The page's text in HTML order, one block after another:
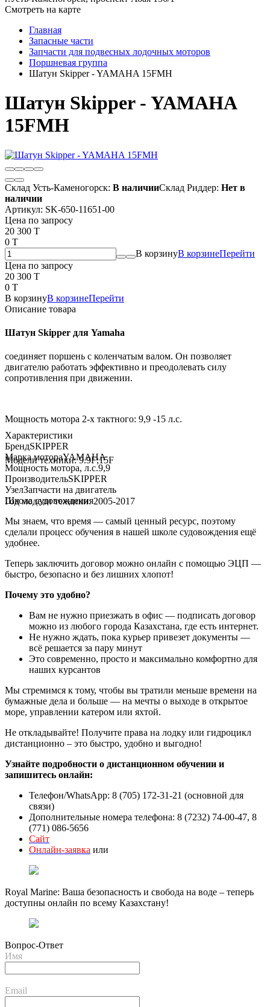
Смотреть на карте
Главная
Запасные части
Запчасти для подвесных лодочных моторов
Поршневая группа
Шатун Skipper - YAMAHA 15FMH
Шатун Skipper - YAMAHA
15FMH
Склад Усть-Каменогорск: В наличииСклад Риддер: Нет в
наличии
Артикул: SK-650-11651-00
Цена по запросу
20 300 T
0 T
В корзинуВ корзинеПерейти
Цена по запросу
20 300 T
0 T
В корзинуВ корзинеПерейти
Описание товара
Шатун Skipper для Yamaha
соединяет поршень с коленчатым валом. Он позволяет
двигателю работать эффективно и преодолевать силу
сопротивления при движении.
Мощность мотора 2-х тактного: 9,9 -15 л.с.
Модели техники: 9.9F;15F
Год модели техники: 2005-2017
Характеристики
БрендSKIPPER
Марка мотораYAMAHA
Мощность мотора, л.с.9,9
ПроизводительSKIPPER
УзелЗапчасти на двигатель
Школа судовождения
Мы знаем, что время — самый ценный ресурс, поэтому
сделали процесс обучения в нашей школе судовождения ещё
удобнее.
Теперь заключить договор можно онлайн с помощью ЭЦП —
быстро, безопасно и без лишних хлопот!
Почему это удобно?
Вам не нужно приезжать в офис — подписать договор
можно из любого города Казахстана, где есть интернет.
Не нужно ждать, пока курьер привезет документы —
всё решается за пару минут
Это современно, просто и максимально комфортно для
наших курсантов
Мы стремимся к тому, чтобы вы тратили меньше времени на
бумажные дела и больше — на мечты о выходе в открытое
море, управлении катером или яхтой.
Не откладывайте! Получите права на лодку или гидроцикл
дистанционно – это быстро, удобно и выгодно!
Узнайте подробности о дистанционном обучении и
запишитесь онлайн:
Телефон/WhatsApp: 8 (705) 172-31-21 (основной для
связи)
Дополнительные номера телефона: 8 (7232) 74-00-47, 8
(771) 086-5656
Сайт
Онлайн-заявка или
Royal Marine: Ваша безопасность и свобода на воде – теперь
доступны онлайн по всему Казахстану!
Вопрос-Ответ
Имя
Email